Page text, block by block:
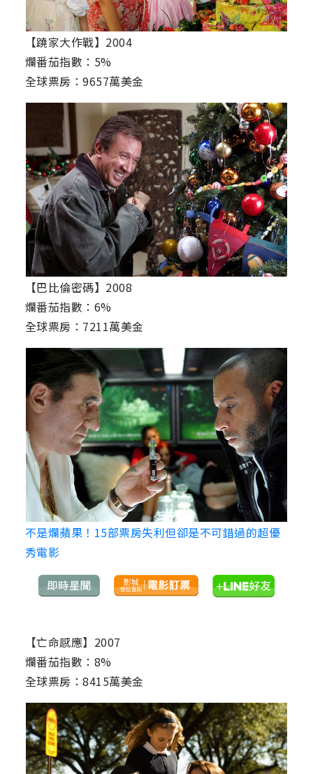
【蹺家大作戰】2004
爛番茄指數：5%
全球票房：9657萬美金
【巴比倫密碼】2008
爛番茄指數：6%
全球票房：7211萬美金
不是爛蘋果！15部票房失利但卻是不可錯過的超優
秀電影
【亡命感應】2007
爛番茄指數：8%
全球票房：8415萬美金